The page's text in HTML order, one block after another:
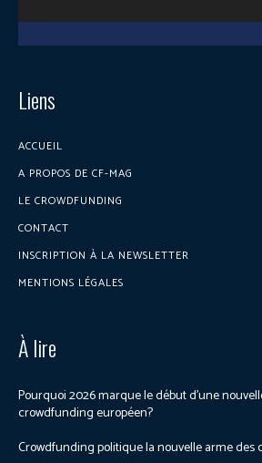
Liens
ACCUEIL
A PROPOS DE CF-MAG
LE CROWDFUNDING
CONTACT
INSCRIPTION À LA NEWSLETTER
MENTIONS LÉGALES
À lire
Pourquoi 2026 marque le début d’une
crowdfunding européen?
Crowdfunding politique la nouvelle arme